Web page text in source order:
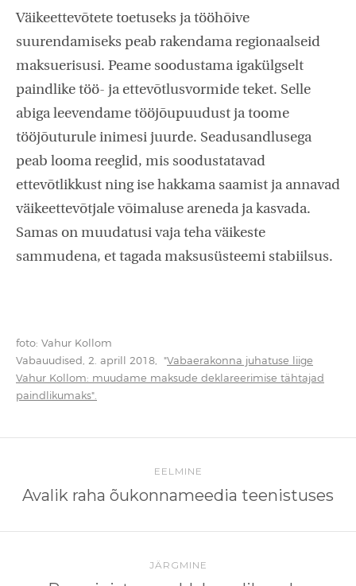
Väikeettevõtete toetuseks ja tööhõive
suurendamiseks peab rakendama regionaalseid
maksuerisusi. Peame soodustama igakülgselt
paindlike töö- ja ettevõtlusvormide teket. Selle
abiga leevendame tööjõupuudust ja toome
tööjõuturule inimesi juurde. Seadusandlusega
peab looma reeglid, mis soodustatavad
ettevõtlikkust ning ise hakkama saamist ja annavad
väikeettevõtjale võimaluse areneda ja kasvada.
Samas on muudatusi vaja teha väikeste
sammudena, et tagada maksusüsteemi stabiilsus.
foto: Vahur Kollom
Vabauudised, 2. aprill 2018, "Vabaerakonna juhatuse liige
Vahur Kollom: muudame maksude deklareerimise tähtajad
paindlikumaks".
EELMINE
Avalik raha õukonnameedia teenistuses
JÄRGMINE